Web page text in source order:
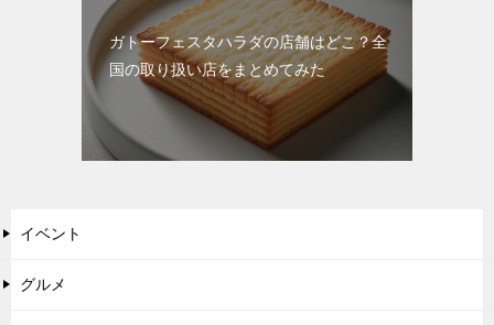
ガトーフェスタハラダの店舗はどこ？全
国の取り扱い店をまとめてみた
イベント
グルメ